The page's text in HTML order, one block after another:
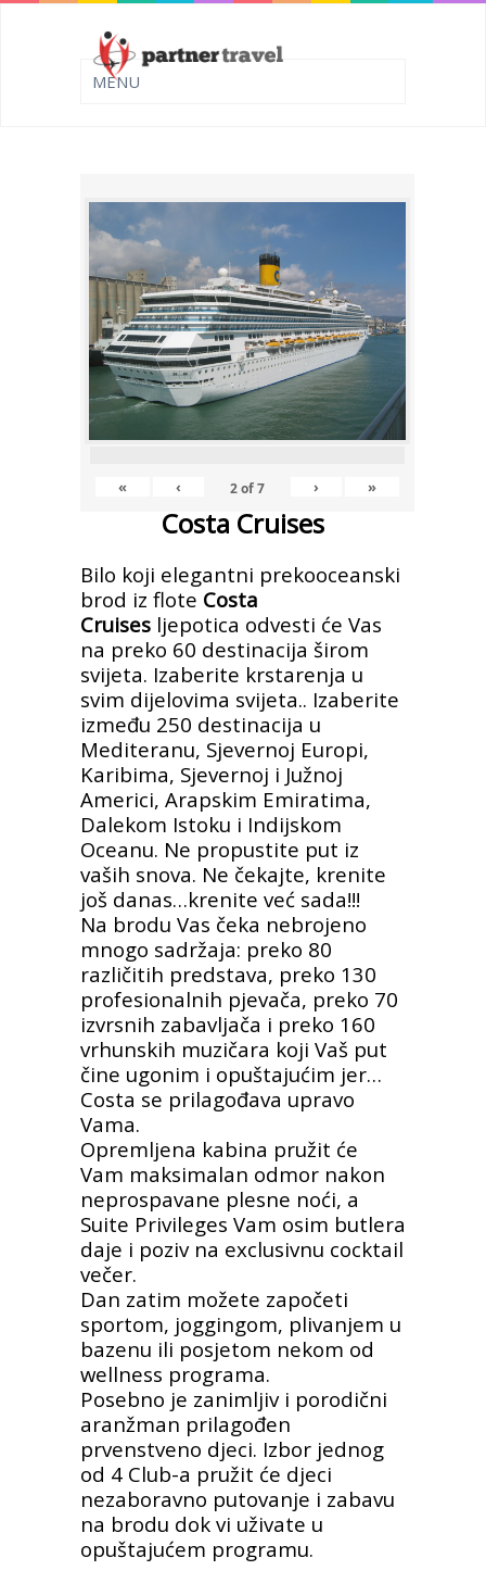
« ‹ 2of7 › »
Costa Cruises
Bilo koji elegantni prekooceanski
brod iz flote Costa
Cruises ljepotica odvesti će Vas
na preko 60 destinacija širom
svijeta. Izaberite krstarenja u
svim dijelovima svijeta.. Izaberite
između 250 destinacija u
Mediteranu, Sjevernoj Europi,
Karibima, Sjevernoj i Južnoj
Americi, Arapskim Emiratima,
Dalekom Istoku i Indijskom
Oceanu. Ne propustite put iz
vaših snova. Ne čekajte, krenite
još danas…krenite već sada!!!
Na brodu Vas čeka nebrojeno
mnogo sadržaja: preko 80
različitih predstava, preko 130
profesionalnih pjevača, preko 70
izvrsnih zabavljača i preko 160
vrhunskih muzičara koji Vaš put
čine ugonim i opuštajućim jer…
Costa se prilagođava upravo
Vama.
Opremljena kabina pružit će
Vam maksimalan odmor nakon
neprospavane plesne noći, a
Suite Privileges Vam osim butlera
daje i poziv na exclusivnu cocktail
večer.
Dan zatim možete započeti
sportom, joggingom, plivanjem u
bazenu ili posjetom nekom od
wellness programa.
Posebno je zanimljiv i porodični
aranžman prilagođen
prvenstveno djeci. Izbor jednog
od 4 Club-a pružit će djeci
nezaboravno putovanje i zabavu
na brodu dok vi uživate u
opuštajućem programu.